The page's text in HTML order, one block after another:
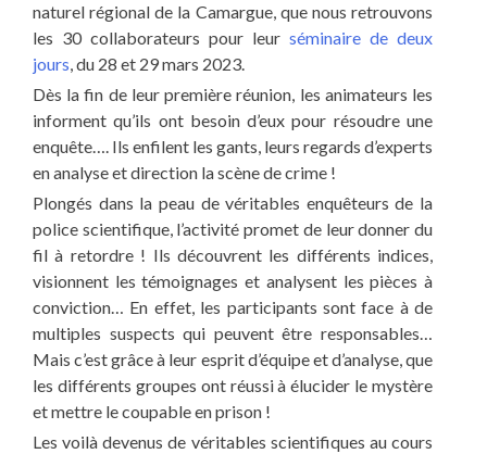
naturel régional de la Camargue, que nous retrouvons
les 30 collaborateurs pour leur séminaire de deux
jours, du 28 et 29 mars 2023.
Dès la fin de leur première réunion, les animateurs les
informent qu’ils ont besoin d’eux pour résoudre une
enquête…. Ils enfilent les gants, leurs regards d’experts
en analyse et direction la scène de crime !
Plongés dans la peau de véritables enquêteurs de la
police scientifique, l’activité promet de leur donner du
fil à retordre ! Ils découvrent les différents indices,
visionnent les témoignages et analysent les pièces à
conviction… En effet, les participants sont face à de
multiples suspects qui peuvent être responsables…
Mais c’est grâce à leur esprit d’équipe et d’analyse, que
les différents groupes ont réussi à élucider le mystère
et mettre le coupable en prison !
Les voilà devenus de véritables scientifiques au cours